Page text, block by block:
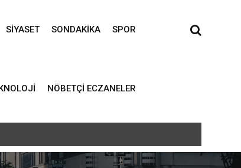
SIYASET SONDAKIKA SPOR
NÖBETÇI ECZANELER